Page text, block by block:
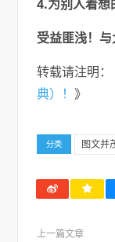
4.为别人着想
受益匪浅！与
转载请注明：
典）！ 》
分类 图文并
上一篇文章